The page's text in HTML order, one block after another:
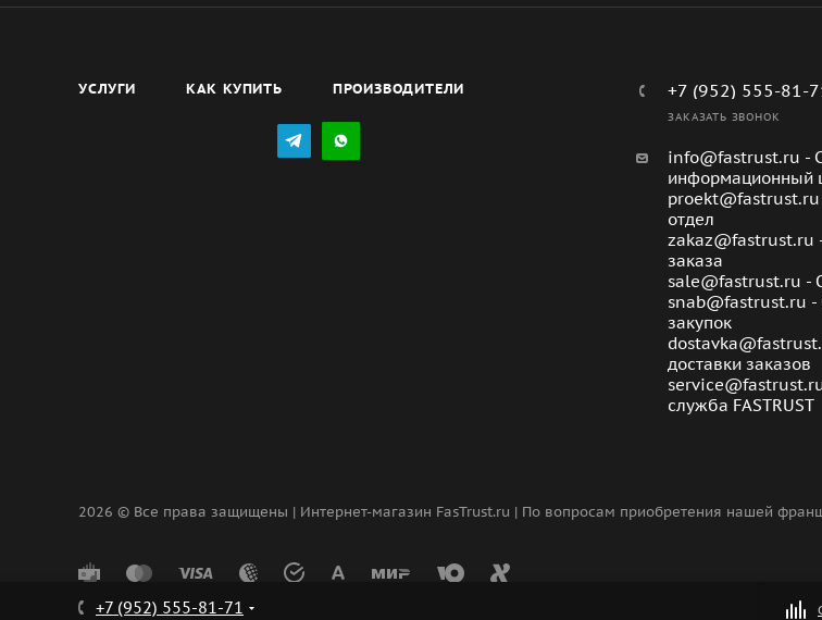
УСЛУГИ КАК КУПИТЬ ПРОИЗВОДИТЕЛИ +7 (952) 555-81-
ЗАКАЗАТЬ ЗВОНОК
info@fastrust.ru -
информационный
отдел
zakaz@fastrust.ru -
заказа
sale@fastrust.ru -
snab@fastrust.ru -
закупок
доставки заказов
служба FASTRUST
2026 © Все права защищены | Интернет-магазин FasTrust.ru | По вопросам приобретения нашей
+7 (952) 555-81-71